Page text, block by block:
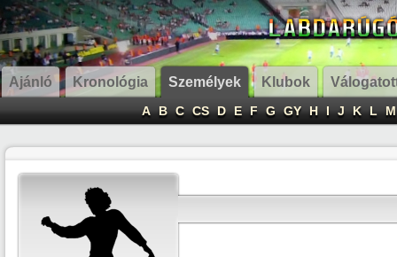
Ajánló Kronológia Személyek Klubok
A B C CS D E F G GY H I J K L M